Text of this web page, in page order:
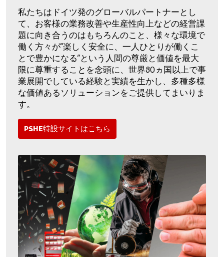
私たちはドイツ発のグローバルパートナーとし
て、お客様の業務改善や生産性向上などの経営課
題に向き合うのはもちろんのこと、様々な環境で
働く方々が“楽しく安全に、一人ひとりが働くこ
とで豊かになる”という人間の尊厳と価値を最大
限に尊重することを念頭に、世界80ヵ国以上で事
業展開でしている経験と実績を生かし、多種多様
な価値あるソリューションをご提供してまいりま
す。
PSHE特設サイトはこちら